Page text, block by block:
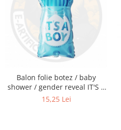
Balon folie botez / baby
shower / gender reveal IT'S A
BOY 37x75.5CM
15,25 Lei